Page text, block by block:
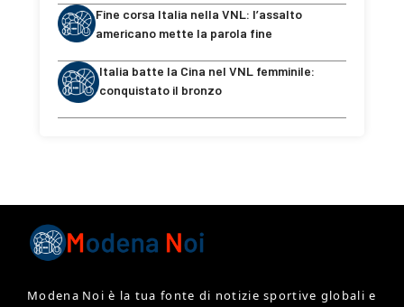
Fine corsa Italia nella VNL: l’assalto
americano mette la parola fine
Italia batte la Cina nel VNL femminile:
conquistato il bronzo
Modena Noi è la tua fonte di notizie sportive globali e